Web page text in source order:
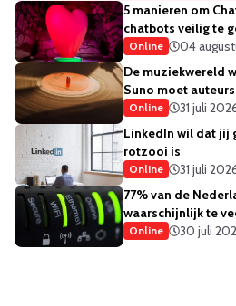
5 manieren om
chatbots veilig te
Online
04
De muziekwereld
Suno moet
Online
31 juli
LinkedIn wil dat jij
rotzooi is
Online
31 juli
77% van de
waarschijnlijk te
het ook
Online 30 juli